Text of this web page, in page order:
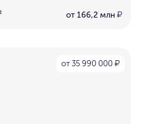
от 166,2 млн ₽
от 35 990 000 ₽